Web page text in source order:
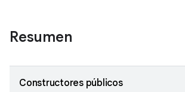
Resumen
Constructores públicos